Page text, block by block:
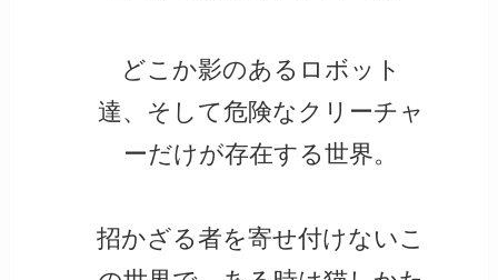
どこか影のあるロボット
達、そして危険なクリーチャ
ーだけが存在する世界。
招かざる者を寄せ付けないこ